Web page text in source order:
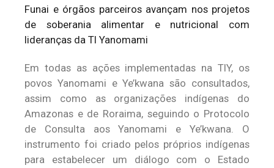
Funai e órgãos parceiros avançam nos projetos
de soberania alimentar e nutricional com
lideranças da TI Yanomami
Em todas as ações implementadas na TIY, os
povos Yanomami e Ye’kwana são consultados,
assim como as organizações indígenas do
Amazonas e de Roraima, seguindo o Protocolo
de Consulta aos Yanomami e Ye’kwana. O
instrumento foi criado pelos próprios indígenas
para estabelecer um diálogo com o Estado